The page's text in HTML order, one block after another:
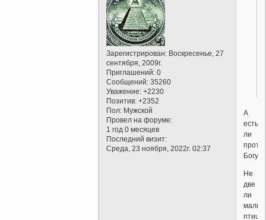
Зарегистрирован: Воскресенье, 27
сентября, 2009г.
Приглашений: 0
Сообщений: 35260
Уважение: +2230
Позитив: +2352
Пол: Мужской
Провел на форуме:
1 год 0 месяцев
Последний визит:
Среда, 23 ноября, 2022г. 02:37
А
есть
ли
Богу?
Не
две
ли
малые
птицы